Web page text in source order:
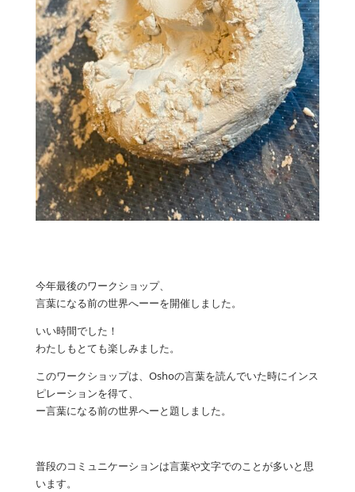
今年最後のワークショップ、
言葉になる前の世界へーーを開催しました。
いい時間でした！
わたしもとても楽しみました。
このワークショップは、Oshoの言葉を読んでいた時にインス
ピレーションを得て、
ー言葉になる前の世界へーと題しました。
普段のコミュニケーションは言葉や文字でのことが多いと思
います。